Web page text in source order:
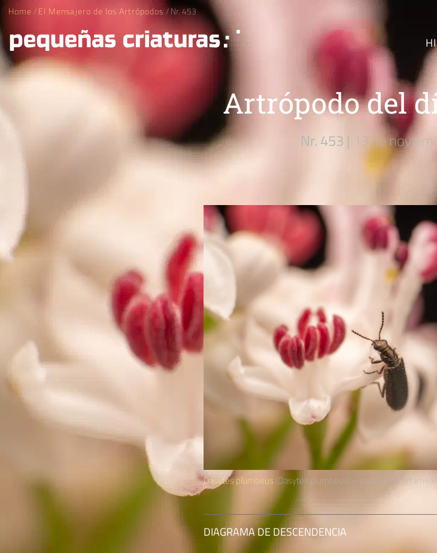
Home/El Mensajero de los Artrópodos/ Nr. 453
Artrópodo del
Nr. 453 | 13 de
Dasytes plumbeus (Dasytes plumbeus) – especie de la familia
DIAGRAMA DE DESCENDENCIA